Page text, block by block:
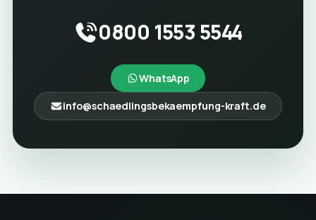
0800 1553 5544
WhatsApp
info@schaedlingsbekaempfung-kraft.de